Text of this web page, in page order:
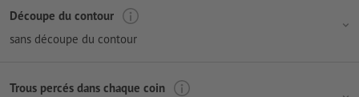
Découpe du contour
sans découpe du contour
Trous percés dans chaque coin